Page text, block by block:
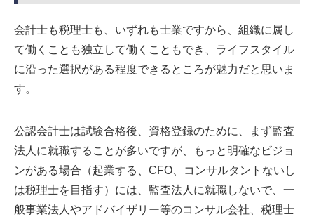
会計士も税理士も、いずれも士業ですから、組織に属し
て働くことも独立して働くこともでき、ライフスタイル
に沿った選択がある程度できるところが魅力だと思いま
す。
公認会計士は試験合格後、資格登録のために、まず監査
法人に就職することが多いですが、もっと明確なビジョ
ンがある場合（起業する、CFO、コンサルタントないし
は税理士を目指す）には、監査法人に就職しないで、一
般事業法人やアドバイザリー等のコンサル会社、税理士